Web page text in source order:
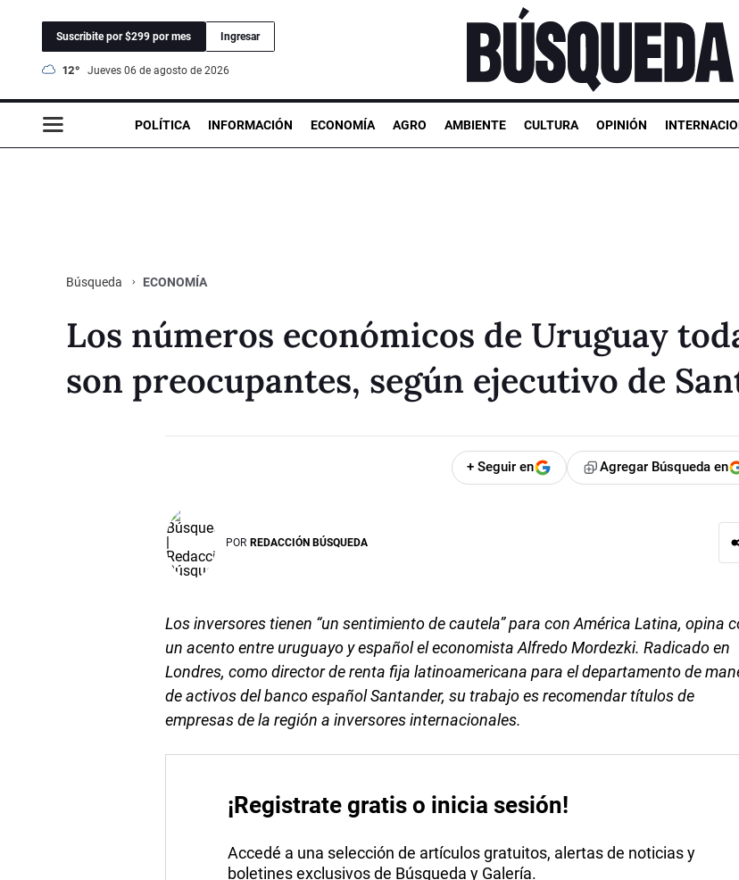
Suscribite por $299 por mes Ingresar
12° jueves 06 de agosto de 2026
POLÍTICA INFORMACIÓN ECONOMÍA AGRO AMBIENTE CULTURA OPINIÓN
Búsqueda ECONOMÍA
Los números económicos de Uruguay
son preocupantes, según ejecutivo de
+ Seguir en Agregar Búsqueda en
POR REDACCIÓN BÚSQUEDA
Los inversores tienen “un sentimiento de cautela” para con América Latina, opina
un acento entre uruguayo y español el economista Alfredo Mordezki. Radicado en
Londres, como director de renta fija latinoamericana para el departamento de
de activos del banco español Santander, su trabajo es recomendar títulos de
empresas de la región a inversores internacionales.
¡Registrate gratis o inicia sesión!
Accedé a una selección de artículos gratuitos, alertas de noticias y
boletines exclusivos de Búsqueda y Galería.